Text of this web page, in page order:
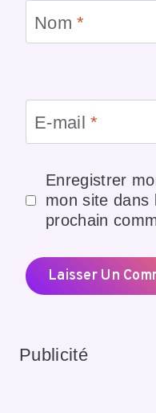
Nom*
E-mail*
Enregistrer
mon site dans
prochain
Publicité